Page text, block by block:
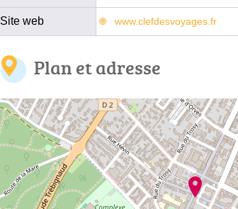
Site web www.clefdesvoyages.fr
Plan et adresse